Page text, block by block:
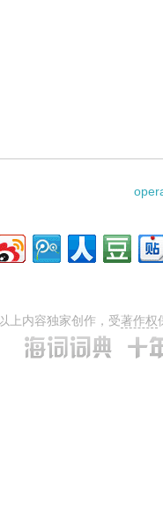
Establishment的相关资料
以上内容独家创作，受著作权